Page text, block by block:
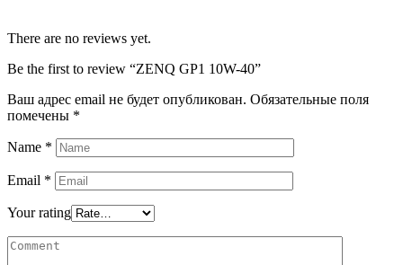
There are no reviews yet.
Be the first to review “ZENQ GP1 10W-40”
Ваш адрес email не будет опубликован. Обязательные поля
помечены *
Name *
Email *
Your rating